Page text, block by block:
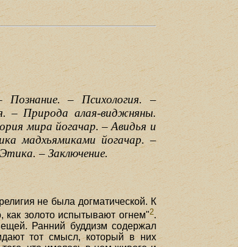
– Психология. –
– Природа алая-виджняны.
мира йогачар. – Авидья и
мадхьямиками йогачар. –
– Заключение.
не была догматической. К
как золото испытывают огнем"2.
Ранний буддизм содержал
тот смысл, который в них